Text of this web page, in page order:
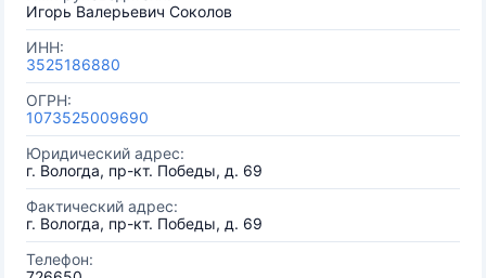
Игорь Валерьевич Соколов
ИНН:
3525186880
ОГРН:
1073525009690
Юридический адрес:
г. Вологда, пр-кт. Победы, д. 69
Фактический адрес:
г. Вологда, пр-кт. Победы, д. 69
Телефон: